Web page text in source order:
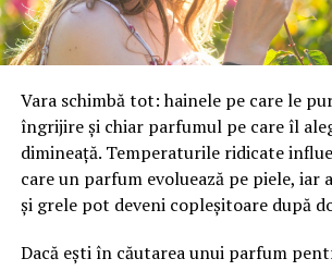
Gama completă: de la 3
lungime container
Modelul livrat către beneficiar reprezintă
gamei UZINEX. Producătorul oferă
mobileîn configurații adaptate volumului de
client, de la modelul compact până la
La capătul superior al gamei, containerul de
Vara schimbă tot: hainele pe care le
îngrijire și chiar parfumul pe care îl
dimineață. Temperaturile ridicate
care un parfum evoluează pe piele, iar
și grele pot deveni copleșitoare după
Dacă ești în căutarea unui parfum